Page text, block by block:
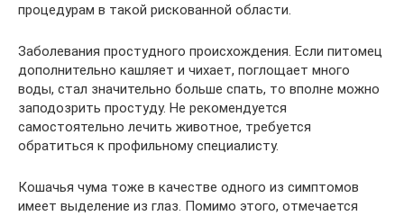
процедурам в такой рискованной области.
Заболевания простудного происхождения. Если питомец
дополнительно кашляет и чихает, поглощает много
воды, стал значительно больше спать, то вполне можно
заподозрить простуду. Не рекомендуется
самостоятельно лечить животное, требуется
обратиться к профильному специалисту.
Кошачья чума тоже в качестве одного из симптомов
имеет выделение из глаз. Помимо этого, отмечается